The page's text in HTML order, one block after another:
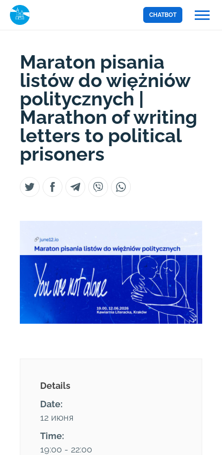
CHATBOT
Maraton pisania
listów do więżniów
politycznych |
Marathon of writing
letters to political
prisoners
Details
Date:
12 июня
Time:
19:00 - 22:00